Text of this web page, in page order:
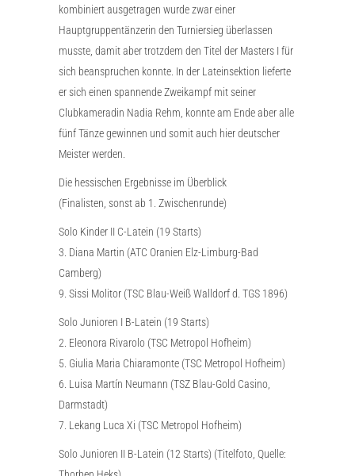
kombiniert ausgetragen wurde zwar einer
Hauptgruppentänzerin den Turniersieg überlassen
musste, damit aber trotzdem den Titel der Masters I für
sich beanspruchen konnte. In der Lateinsektion lieferte
er sich einen spannende Zweikampf mit seiner
Clubkameradin Nadia Rehm, konnte am Ende aber alle
fünf Tänze gewinnen und somit auch hier deutscher
Meister werden.
Die hessischen Ergebnisse im Überblick
(Finalisten, sonst ab 1. Zwischenrunde)
Solo Kinder II C-Latein (19 Starts)
3. Diana Martin (ATC Oranien Elz-Limburg-Bad
Camberg)
9. Sissi Molitor (TSC Blau-Weiß Walldorf d. TGS 1896)
Solo Junioren I B-Latein (19 Starts)
2. Eleonora Rivarolo (TSC Metropol Hofheim)
5. Giulia Maria Chiaramonte (TSC Metropol Hofheim)
6. Luisa Martín Neumann (TSZ Blau-Gold Casino,
Darmstadt)
7. Lekang Luca Xi (TSC Metropol Hofheim)
Solo Junioren II B-Latein (12 Starts) (Titelfoto, Quelle: